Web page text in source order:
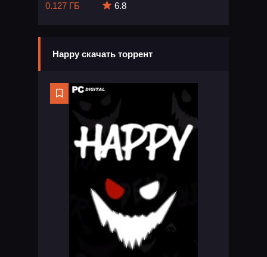
0.127 ГБ
6.8
Happy скачать торрент